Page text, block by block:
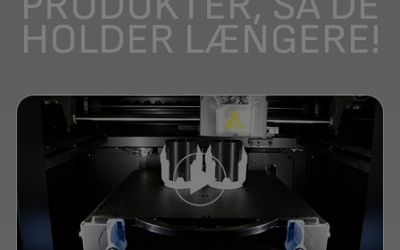
HOLDER LÆNGERE!